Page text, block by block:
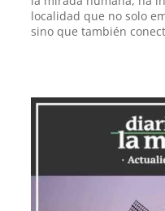
localidad que no solo
sino que también